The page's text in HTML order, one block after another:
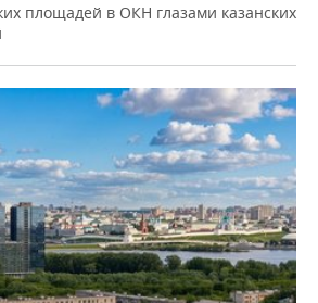
площадей в ОКН глазами казанских